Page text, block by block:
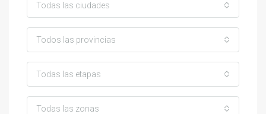
Todas las ciudades
Todos las provincias
Todas las etapas
Todas las zonas